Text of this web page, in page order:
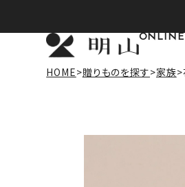
ONLINE
HOME 贈りものを探す 家族